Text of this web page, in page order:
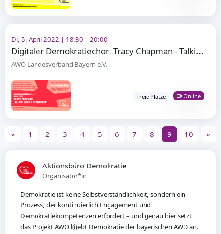
Di, 5. April 2022 | 18:30 – 20:00
D
igitaler Demokratiechor: Tracy Chapman - Talkin' Bout A Revolution
AWO Landesverband Bayern e.V.
Freie Plätze Online
« 1 2 3 4 5 6 7 8 9 10 »
Aktionsbüro Demokratie
Organisator*in
Demokratie ist keine Selbstverständlichkeit, sondern ein
Prozess, der kontinuierlich Engagement und
Demokratiekompetenzen erfordert – und genau hier setzt
das Projekt AWO l(i)ebt Demokratie der bayerischen AWO an.